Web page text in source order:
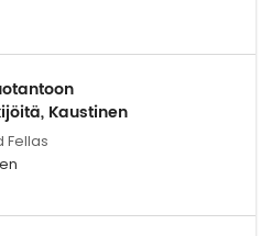
Kaustinen
Fellas